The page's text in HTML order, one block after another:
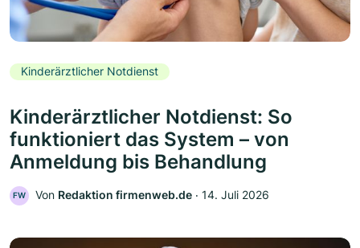
Kinderärztlicher Notdienst
Kinderärztlicher Notdienst: So
funktioniert das System – von
Anmeldung bis Behandlung
FW Von Redaktion firmenweb.de ‧ 14. Juli 2026